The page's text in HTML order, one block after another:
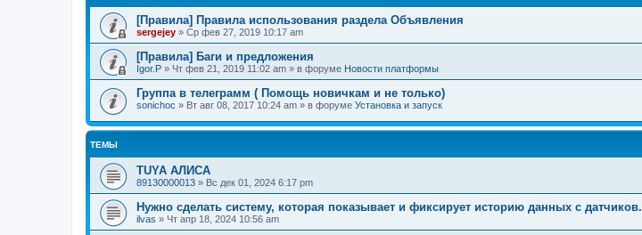
[Правила] Правила использования раздела Объявления
sergejey » Ср фев 27, 2019 10:17 am
[Правила] Баги и предложения
Igor.P » Чт фев 21, 2019 11:02 am » в форуме Новости платформы
Группа в телеграмм ( Помощь новичкам и не только)
sonichoc » Вт авг 08, 2017 10:24 am » в форуме Установка и запуск
ТЕМЫ
TUYA АЛИСА
89130000013 » Вс дек 01, 2024 6:17 pm
Нужно сделать систему, которая показывает и фиксирует историю данных с датчиков.
ilvas » Чт апр 18, 2024 10:56 am